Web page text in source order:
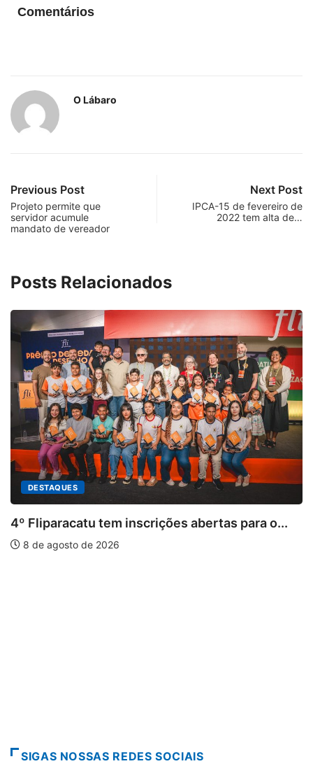
Comentários
O Lábaro
Previous Post
Projeto permite que
servidor acumule
mandato de vereador
Next Post
IPCA-15 de fevereiro de
2022 tem alta de…
Posts Relacionados
para o...
SIGAS NOSSAS REDES SOCIAIS